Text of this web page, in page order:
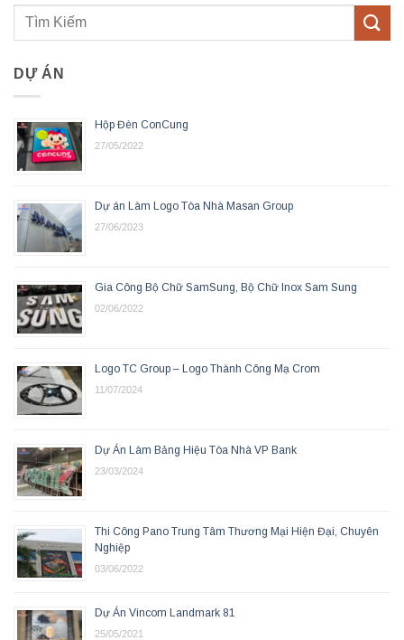
DỰ ÁN
Hộp Đèn ConCung
27/05/2022
Dự án Làm Logo Tòa Nhà Masan Group
27/06/2023
Gia Công Bộ Chữ SamSung, Bộ Chữ Inox Sam Sung
02/06/2022
Logo TC Group – Logo Thành Công Mạ Crom
11/07/2024
Dự Án Làm Bảng Hiệu Tòa Nhà VP Bank
23/03/2024
Thi Công Pano Trung Tâm Thương Mại Hiện Đại, Chuyên
Nghiệp
03/06/2022
Dự Án Vincom Landmark 81
25/05/2021